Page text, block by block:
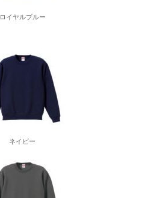
ロイヤルブルー
ネイビー